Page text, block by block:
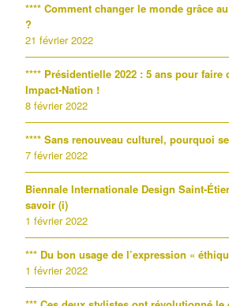
**** Comment changer le monde grâce
?
21 février 2022
**** Présidentielle 2022 : 5 ans pour faire
Impact-Nation !
8 février 2022
**** Sans renouveau culturel, pourquoi
7 février 2022
Biennale Internationale Design Saint-
savoir (i)
1 février 2022
*** Du bon usage de l’expression «
1 février 2022